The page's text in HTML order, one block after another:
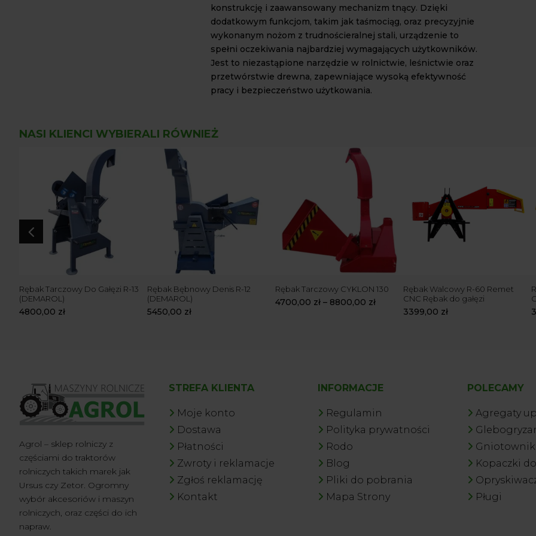
konstrukcję i zaawansowany mechanizm tnący. Dzięki
dodatkowym funkcjom, takim jak taśmociąg, oraz precyzyjnie
wykonanym nożom z trudnościeralnej stali, urządzenie to
spełni oczekiwania najbardziej wymagających użytkowników.
Jest to niezastąpione narzędzie w rolnictwie, leśnictwie oraz
przetwórstwie drewna, zapewniające wysoką efektywność
pracy i bezpieczeństwo użytkowania.
NASI KLIENCI WYBIERALI RÓWNIEŻ
4
Rębak Tarczowy Do Gałęzi R-13
(DEMAROL)
4800,00 zł
Rębak Bębnowy Denis R-12
(DEMAROL)
5450,00 zł
Rębak Tarczowy CYKLON 130
4700,00 zł – 8800,00 zł
Rębak Walcowy R-60 Remet
CNC Rębak do gałęzi
3399,00 zł
Agrol – sklep rolniczy z
częściami do traktorów
rolniczych takich marek jak
Ursus czy Zetor. Ogromny
wybór akcesoriów i maszyn
rolniczych, oraz części do ich
napraw.
STREFA KLIENTA
Moje konto
Dostawa
Płatności
Zwroty i reklamacje
Zgłoś reklamację
Kontakt
INFORMACJE
Regulamin
Polityka prywatności
Rodo
Blog
Pliki do pobrania
Mapa Strony
POLECAMY
Agregaty
Kopaczki
Pługi